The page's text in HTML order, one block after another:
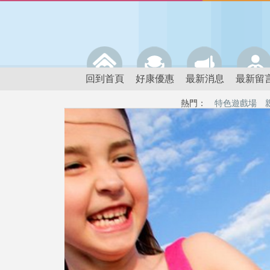
回到首頁 好康優惠 最新消息 最新留
熱門： 特色遊戲場